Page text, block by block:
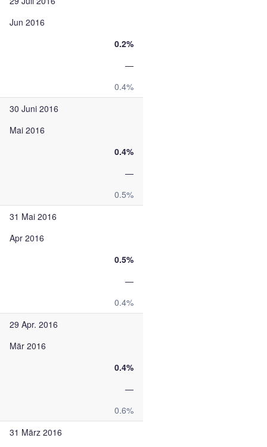
Jun 2016
0.2%
—
0.4%
30 Juni 2016
Mai 2016
0.4%
—
0.5%
31 Mai 2016
Apr 2016
0.5%
—
0.4%
29 Apr. 2016
Mär 2016
0.4%
—
0.6%
31 März 2016